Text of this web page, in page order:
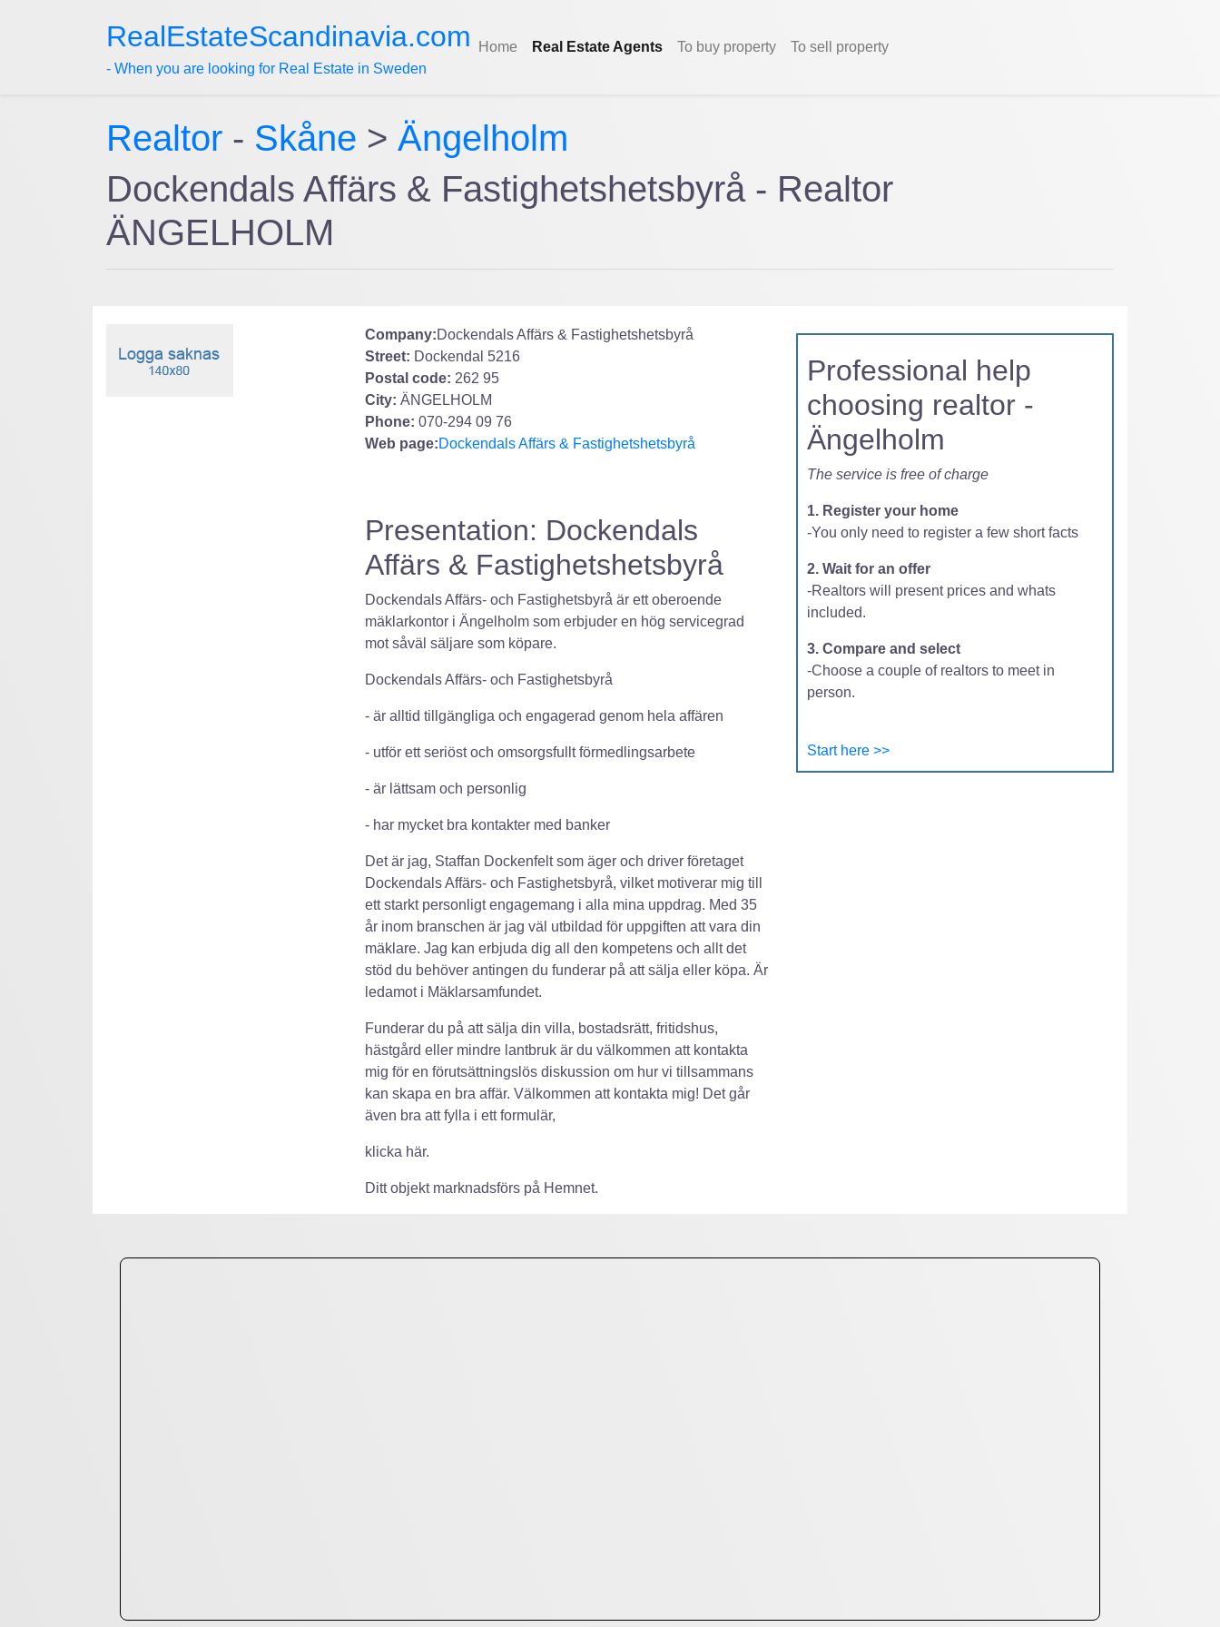
RealEstateScandinavia.com
- When you are looking for Real Estate in Sweden
Home Real Estate Agents To buy property To sell property
Realtor - Skåne > Ängelholm
Dockendals Affärs & Fastighetshetsbyrå - Realtor
ÄNGELHOLM
Company:Dockendals Affärs & Fastighetshetsbyrå
Street: Dockendal 5216
Postal code: 262 95
City: ÄNGELHOLM
Phone: 070-294 09 76
Web page:Dockendals Affärs & Fastighetshetsbyrå
Presentation: Dockendals
Affärs & Fastighetshetsbyrå
Dockendals Affärs- och Fastighetsbyrå är ett oberoende
mäklarkontor i Ängelholm som erbjuder en hög servicegrad
mot såväl säljare som köpare.
Dockendals Affärs- och Fastighetsbyrå
- är alltid tillgängliga och engagerad genom hela affären
- utför ett seriöst och omsorgsfullt förmedlingsarbete
- är lättsam och personlig
- har mycket bra kontakter med banker
Det är jag, Staffan Dockenfelt som äger och driver företaget
Dockendals Affärs- och Fastighetsbyrå, vilket motiverar mig till
ett starkt personligt engagemang i alla mina uppdrag. Med 35
år inom branschen är jag väl utbildad för uppgiften att vara din
mäklare. Jag kan erbjuda dig all den kompetens och allt det
stöd du behöver antingen du funderar på att sälja eller köpa. Är
ledamot i Mäklarsamfundet.
Funderar du på att sälja din villa, bostadsrätt, fritidshus,
hästgård eller mindre lantbruk är du välkommen att kontakta
mig för en förutsättningslös diskussion om hur vi tillsammans
kan skapa en bra affär. Välkommen att kontakta mig! Det går
även bra att fylla i ett formulär,
klicka här.
Ditt objekt marknadsförs på Hemnet.
Professional help
choosing realtor -
Ängelholm
The service is free of charge
1. Register your home
-You only need to register a few short facts
2. Wait for an offer
-Realtors will present prices and whats
included.
3. Compare and select
-Choose a couple of realtors to meet in
person.
Start here >>